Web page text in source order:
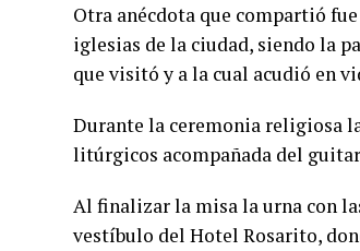
Otra anécdota que compartió
iglesias de la ciudad, siendo la
que visitó y a la cual acudió en
Durante la ceremonia religiosa
litúrgicos acompañada del
Al finalizar la misa la urna con
vestíbulo del Hotel Rosarito,